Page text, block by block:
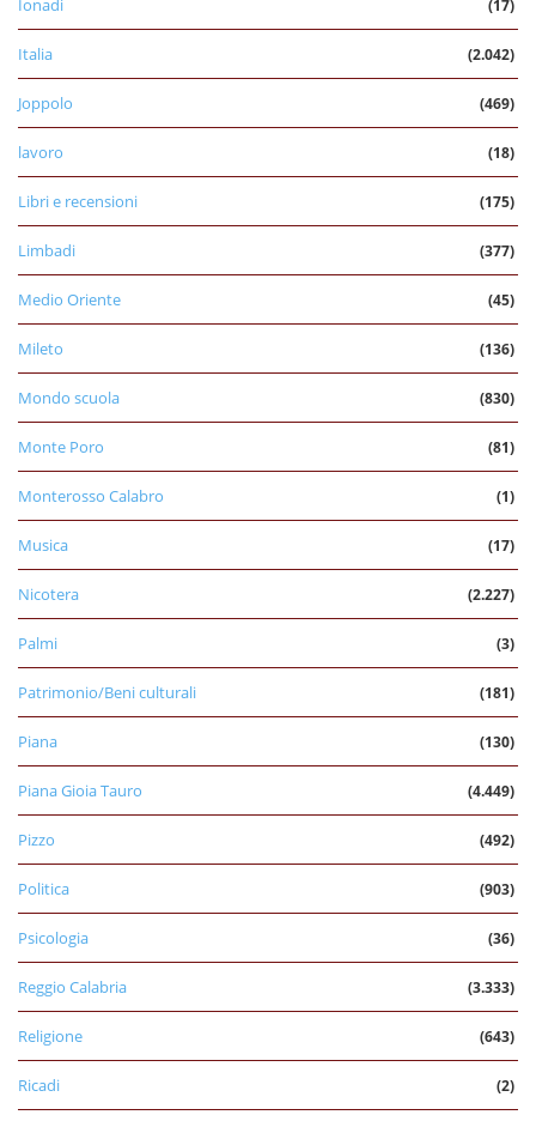
Ionadi (17)
Italia (2.042)
Joppolo (469)
lavoro (18)
Libri e recensioni (175)
Limbadi (377)
Medio Oriente (45)
Mileto (136)
Mondo scuola (830)
Monte Poro (81)
Monterosso Calabro (1)
Musica (17)
Nicotera (2.227)
Palmi (3)
Patrimonio/Beni culturali (181)
Piana (130)
Piana Gioia Tauro (4.449)
Pizzo (492)
Politica (903)
Psicologia (36)
Reggio Calabria (3.333)
Religione (643)
Ricadi (2)